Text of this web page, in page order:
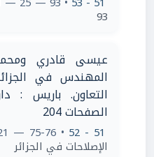
93
التعاون. باريس :
الصفحات 204
51 - 52
• 75-76 — 21 — 30/06/2017
الإصلاحات في الجزائر